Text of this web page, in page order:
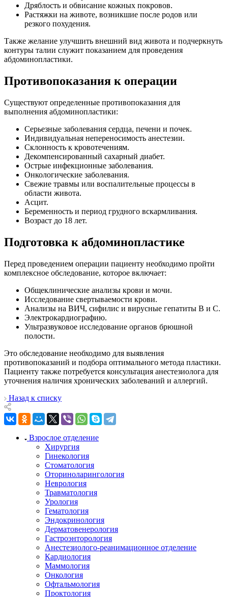
Дряблость и обвисание кожных покровов.
Растяжки на животе, возникшие после родов или
резкого похудения.
Также желание улучшить внешний вид живота и подчеркнуть
контуры талии служит показанием для проведения
абдоминопластики.
Противопоказания к операции
Существуют определенные противопоказания для
выполнения абдоминопластики:
Серьезные заболевания сердца, печени и почек.
Индивидуальная непереносимость анестезии.
Склонность к кровотечениям.
Декомпенсированный сахарный диабет.
Острые инфекционные заболевания.
Онкологические заболевания.
Свежие травмы или воспалительные процессы в
области живота.
Асцит.
Беременность и период грудного вскармливания.
Возраст до 18 лет.
Подготовка к абдоминопластике
Перед проведением операции пациенту необходимо пройти
комплексное обследование, которое включает:
Общеклинические анализы крови и мочи.
Исследование свертываемости крови.
Анализы на ВИЧ, сифилис и вирусные гепатиты В и С.
Электрокардиографию.
Ультразвуковое исследование органов брюшной
полости.
Это обследование необходимо для выявления
противопоказаний и подбора оптимального метода пластики.
Пациенту также потребуется консультация анестезиолога для
уточнения наличия хронических заболеваний и аллергий.
Назад к списку
Взрослое отделение
Хирургия
Гинекология
Стоматология
Оториноларингология
Неврология
Травматология
Урология
Гематология
Эндокринология
Дерматовенерология
Гастроэнторология
Анестезиолого-реанимационное отделение
Кардиология
Маммология
Онкология
Офтальмология
Проктология